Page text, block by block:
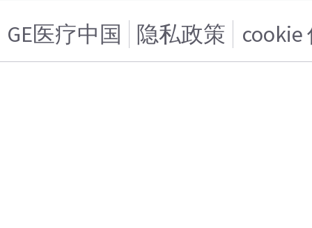
GE医疗中国 隐私政策 cookie